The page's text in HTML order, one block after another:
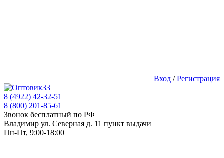
Вход /Регистрация
8 (4922) 42-32-51
8 (800) 201-85-61
Звонок бесплатный по РФ
Владимир ул. Северная д. 11 пункт выдачи
Пн-Пт, 9:00-18:00